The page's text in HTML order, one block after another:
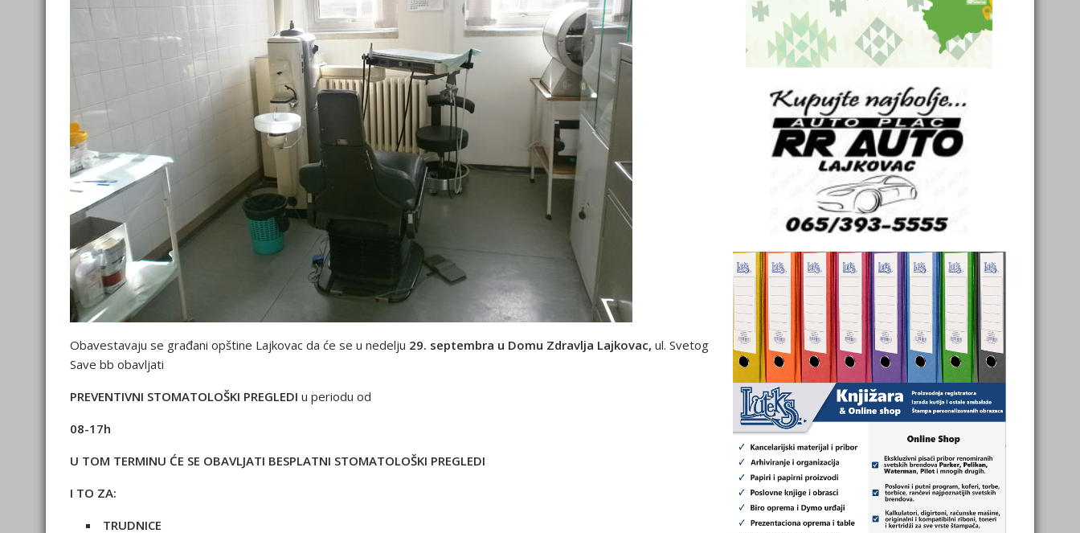
Obavestavaju se građani opštine Lajkovac da će se u nedelju 29. septembra u Domu Zdravlja Lajkovac, ul. Svetog
Save bb obavljati
PREVENTIVNI STOMATOLOŠKI PREGLEDI u periodu od
08-17h
U TOM TERMINU ĆE SE OBAVLJATI BESPLATNI STOMATOLOŠKI PREGLEDI
I TO ZA:
TRUDNICE